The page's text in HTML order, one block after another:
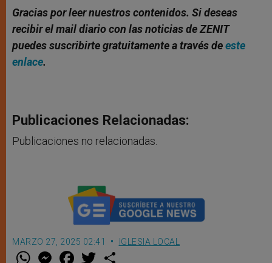
Gracias por leer nuestros contenidos. Si deseas
recibir el mail diario con las noticias de ZENIT
puedes suscribirte gratuitamente a través deeste
enlace.
Publicaciones Relacionadas:
Publicaciones no relacionadas.
MARZO 27, 2025 02:41 IGLESIA LOCAL
W M F